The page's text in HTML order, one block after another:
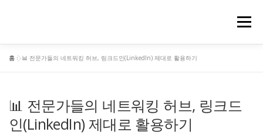
으
로
메뉴
홈 »📊 전문가들의 네트워킹 허브, 링크드인(LinkedIn) 제대로 활용하기
📊 전문가들의 네트워킹 허브, 링크드
인(LinkedIn) 제대로 활용하기